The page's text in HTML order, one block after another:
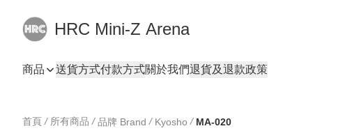
HRC Mini-Z Arena
商品 送貨方式付款方式關於我們退貨及退款政策
首頁 / 所有商品 / 品牌 Brand / Kyosho / MA-020